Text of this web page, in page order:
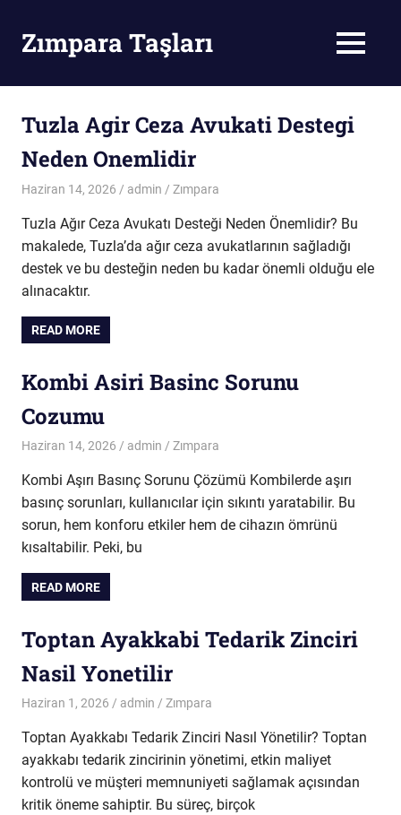
contentZımpara Taşları MENU
Tuzla Agir Ceza Avukati Destegi
Neden Onemlidir
Haziran 14, 2026 admin Zımpara
Tuzla Ağır Ceza Avukatı Desteği Neden Önemlidir? Bu
makalede, Tuzla’da ağır ceza avukatlarının sağladığı
destek ve bu desteğin neden bu kadar önemli olduğu ele
alınacaktır.
READ MORE
Kombi Asiri Basinc Sorunu
Cozumu
Haziran 14, 2026 admin Zımpara
Kombi Aşırı Basınç Sorunu Çözümü Kombilerde aşırı
basınç sorunları, kullanıcılar için sıkıntı yaratabilir. Bu
sorun, hem konforu etkiler hem de cihazın ömrünü
kısaltabilir. Peki, bu
READ MORE
Toptan Ayakkabi Tedarik Zinciri
Nasil Yonetilir
Haziran 1, 2026 admin Zımpara
Toptan Ayakkabı Tedarik Zinciri Nasıl Yönetilir? Toptan
ayakkabı tedarik zincirinin yönetimi, etkin maliyet
kontrolü ve müşteri memnuniyeti sağlamak açısından
kritik öneme sahiptir. Bu süreç, birçok